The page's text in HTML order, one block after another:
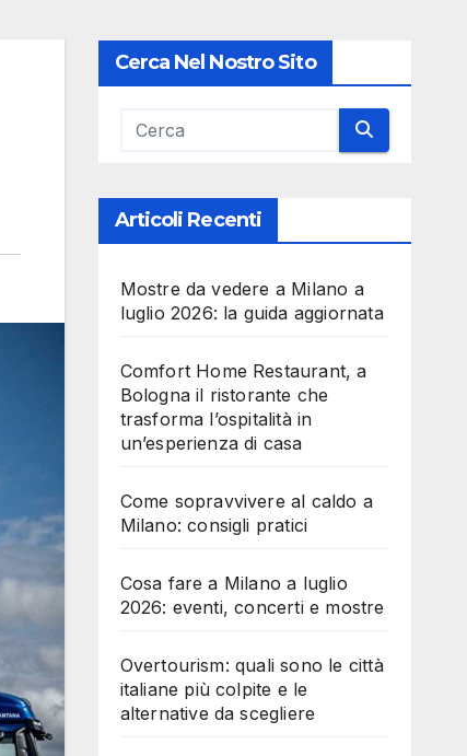
Cerca Nel Nostro Sito
Articoli Recenti
Mostre da vedere a Milano a
luglio 2026: la guida aggiornata
Comfort Home Restaurant, a
Bologna il ristorante che
trasforma l’ospitalità in
un’esperienza di casa
Come sopravvivere al caldo a
Milano: consigli pratici
Cosa fare a Milano a luglio
2026: eventi, concerti e mostre
Overtourism: quali sono le città
italiane più colpite e le
alternative da scegliere